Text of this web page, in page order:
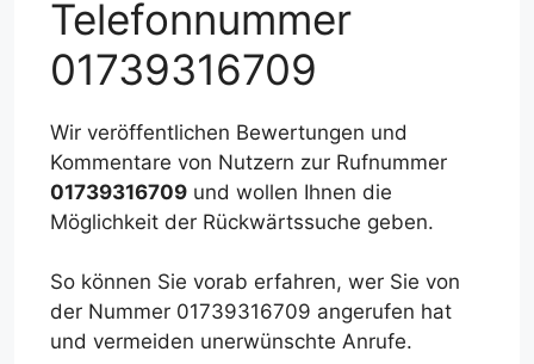
Telefonnummer
01739316709
Wir veröffentlichen Bewertungen und
Kommentare von Nutzern zur Rufnummer
01739316709 und wollen Ihnen die
Möglichkeit der Rückwärtssuche geben.
So können Sie vorab erfahren, wer Sie von
der Nummer 01739316709 angerufen hat
und vermeiden unerwünschte Anrufe.